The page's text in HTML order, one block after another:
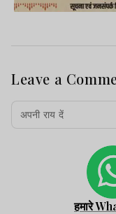
Leave a
हमारे